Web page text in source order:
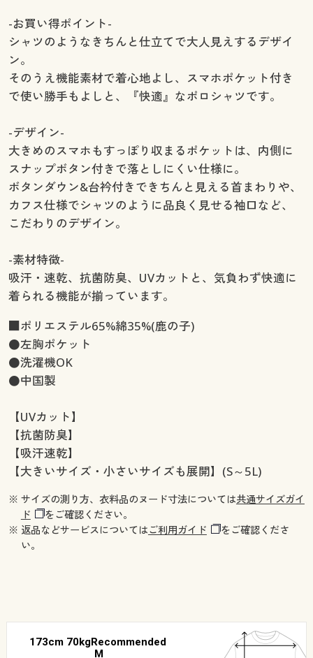
-お買い得ポイント-
シャツのようなきちんと仕立てで大人見えするデザイ
ン。
そのうえ機能素材で着心地よし、スマホポケット付き
で使い勝手もよしと、『快適』なポロシャツです。
-デザイン-
大きめのスマホもすっぽり収まるポケットは、内側に
スナップボタン付きで落としにくい仕様に。
ボタンダウン&台衿付きできちんと見える首まわりや、
カフス仕様でシャツのように品良く見せる袖口など、
こだわりのデザイン。
-素材特徴-
吸汗・速乾、抗菌防臭、UVカットと、気負わず快適に
着られる機能が揃っています。
■ポリエステル65%綿35%(鹿の子)
●左胸ポケット
●洗濯機OK
●中国製
【UVカット】
【抗菌防臭】
【吸汗速乾】
【大きいサイズ・小さいサイズも展開】(S～5L)
※ サイズの測り方、衣料品のヌード寸法については共通サイズガイ
ド
をご確認ください。
※ 返品などサービスについてはご利用ガイド
をご確認くださ
い。
173cm 70kgRecommended
M